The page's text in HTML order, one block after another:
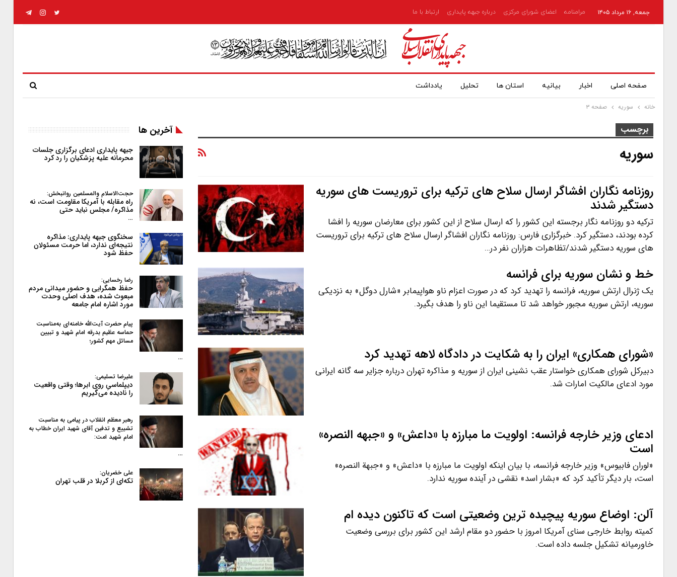
جمعه, ۱۶ مرداد ۱۴۰۵ مرامنامه اعضای شورای مرکزی درباره جبهه پایداری ارتباط با ما
صفحه اصلی اخبار بیانیه استان ها تحلیل یادداشت
خانه سوریه صفحه ۳
برچسب
سوریه
روزنامه نگاران افشاگر ارسال سلاح های ترکیه برای تروریست های سوریه
دستگیر شدند
ترکیه دو روزنامه نگار برجسته این کشور را که ارسال سلاح از این کشور برای معارضان سوریه را افشا
کرده بودند، دستگیر کرد. خبرگزاری فارس: روزنامه نگاران افشاگر ارسال سلاح های ترکیه برای تروریست
های سوریه دستگیر شدند/تظاهرات هزاران نفر در…
خط و نشان سوریه برای فرانسه
یک ژنرال ارتش سوریه، فرانسه را تهدید کرد که در صورت اعزام ناو هواپیمابر «شارل دوگل» به نزدیکی
سوریه، ارتش سوریه مجبور خواهد شد تا مستقیما این ناو را هدف بگیرد.
«شورای همکاری» ایران را به شکایت در دادگاه لاهه تهدید کرد
دبیرکل شورای همکاری خواستار عقب نشینی ایران از سوریه و مذاکره تهران درباره جزایر سه گانه ایرانی
مورد ادعای مالکیت امارات شد.
ادعای وزیر خارجه فرانسه: اولویت ما مبارزه با «داعش» و «جبهه النصره»
است
«لوران فابیوس» وزیر خارجه فرانسه، با بیان اینکه اولویت ما مبارزه با «داعش» و «جبهة النصره»
است، بار دیگر تأکید کرد که «بشار اسد» نقشی در آینده سوریه ندارد.
آلن: اوضاع سوریه پیچیده ترین وضعیتی است که تاکنون دیده ام
کمیته روابط خارجی سنای آمریکا امروز با حضور دو مقام ارشد این کشور برای بررسی وضعیت
خاورمیانه تشکیل جلسه داده است.
آخرین ها
جبهه پایداری ادعای برگزاری جلسات
محرمانه علیه پزشکیان را رد کرد
حجت‌الاسلام والمسلمین روانبخش:
راه مقابله با آمریکا مقاومت است، نه
مذاکره/ مجلس نباید حتی
…
سخنگوی جبهه پایداری: مذاکره
نتیجه‌ای ندارد، اما حرمت مسئولان
حفظ شود
رضا رخسایی:
حفظ همگرایی و حضور میدانی مردم
مبعوث شده، هدف اصلی وحدت
مورد اشاره امام جامعه
پیام حضرت آیت‌الله خامنه‌ای به‌مناسبت
حماسه عظیم بدرقه امام شهید و تبیین
مسائل مهم کشور؛
…
علیرضا تسلیمی:
دیپلماسیِ روی ابرها؛ وقتی واقعیت
را نادیده می‌گیریم
رهبر معظم انقلاب در پیامی به‌ مناسبت
تشییع و تدفین آقای شهید ایران خطاب به
امام شهید امت:
…
علی خضریان:
تکه‌ای از کربلا در قلب تهران